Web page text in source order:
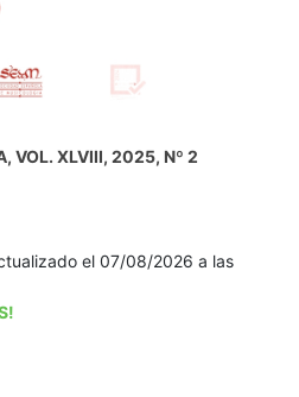
VOL. XLVIII, 2025, Nº 2
el 07/08/2026 a las